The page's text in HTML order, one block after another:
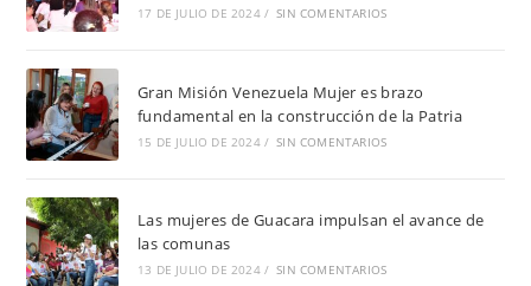
17 DE JULIO DE 2024 / SIN COMENTARIOS
Gran Misión Venezuela Mujer es brazo
fundamental en la construcción de la Patria
15 DE JULIO DE 2024 / SIN COMENTARIOS
Las mujeres de Guacara impulsan el avance de
las comunas
13 DE JULIO DE 2024 / SIN COMENTARIOS